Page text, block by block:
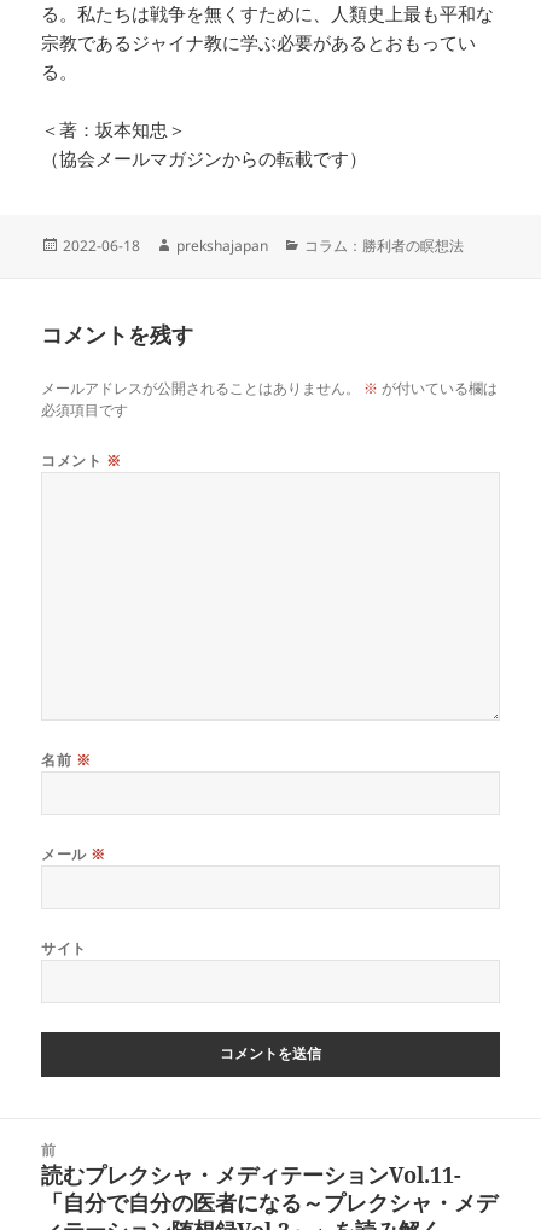
る。私たちは戦争を無くすために、人類史上最も平和な
宗教であるジャイナ教に学ぶ必要があるとおもってい
る。
＜著：坂本知忠＞
（協会メールマガジンからの転載です）
投
2022-06-18
作
prekshajapan
カ
コラム：勝利者の瞑想法
コメントを残す
メールアドレスが公開されることはありません。 ※ が付いている欄は
必須項目です
コメント ※
名前 ※
メール ※
サイト
前
前
の
読むプレクシャ・メディテーションVol.11-
「自分で自分の医者になる～プレクシャ・メデ